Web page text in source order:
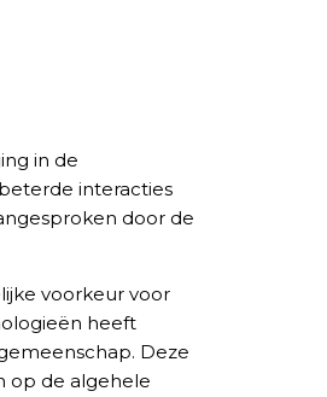
in de
interacties
door de
voorkeur voor
heeft
Deze
op de algehele